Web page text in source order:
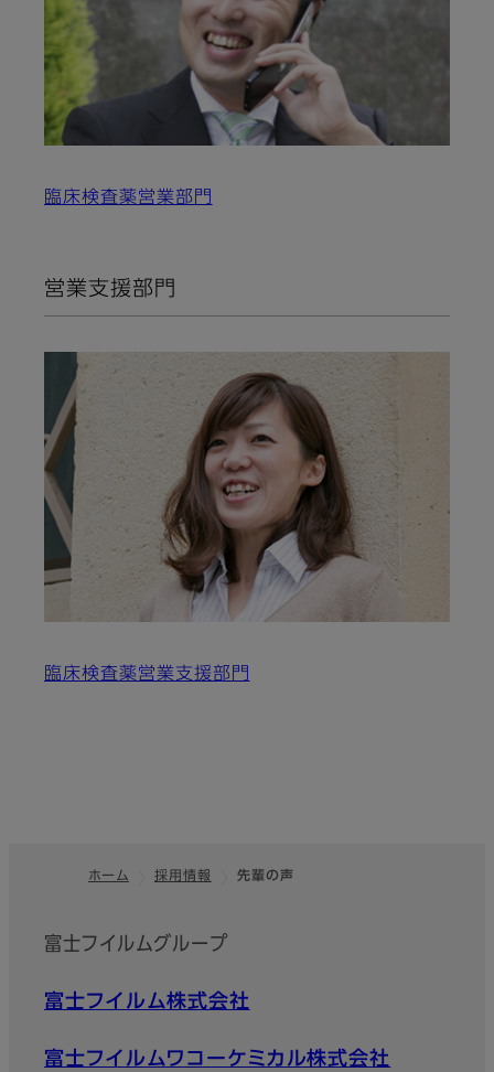
臨床検査薬営業部門
営業支援部門
臨床検査薬営業支援部門
ホーム 採用情報 先輩の声
富士フイルムグループ
富士フイルム株式会社
富士フイルムワコーケミカル株式会社